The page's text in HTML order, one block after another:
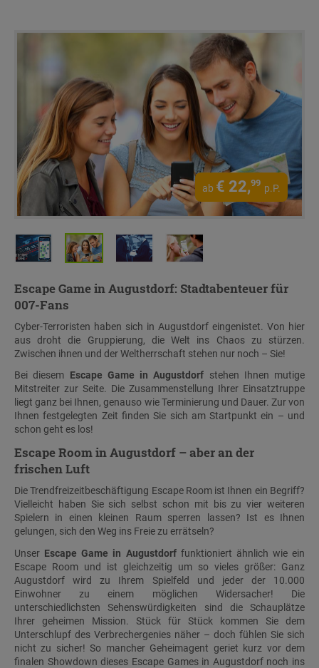
ab € 22,99 p.P.
Escape Game in Augustdorf: Stadtabenteuer für
007-Fans
Cyber-Terroristen haben sich in Augustdorf eingenistet. Von hier
aus droht die Gruppierung, die Welt ins Chaos zu stürzen.
Zwischen ihnen und der Weltherrschaft stehen nur noch – Sie!
Bei diesem Escape Game in Augustdorf stehen Ihnen mutige
Mitstreiter zur Seite. Die Zusammenstellung Ihrer Einsatztruppe
liegt ganz bei Ihnen, genauso wie Terminierung und Dauer. Zur von
Ihnen festgelegten Zeit finden Sie sich am Startpunkt ein – und
schon geht es los!
Escape Room in Augustdorf – aber an der
frischen Luft
Die Trendfreizeitbeschäftigung Escape Room ist Ihnen ein Begriff?
Vielleicht haben Sie sich selbst schon mit bis zu vier weiteren
Spielern in einen kleinen Raum sperren lassen? Ist es Ihnen
gelungen, sich den Weg ins Freie zu errätseln?
Unser Escape Game in Augustdorffunktioniert ähnlich wie ein
Escape Room und ist gleichzeitig um so vieles größer: Ganz
Augustdorf wird zu Ihrem Spielfeld und jeder der 10.000
Einwohner zu einem möglichen Widersacher! Die
unterschiedlichsten Sehenswürdigkeiten sind die Schauplätze
Ihrer geheimen Mission. Stück für Stück kommen Sie dem
Unterschlupf des Verbrechergenies näher – doch fühlen Sie sich
nicht zu sicher! So mancher Geheimagent geriet kurz vor dem
finalen Showdown dieses Escape Games in Augustdorf noch ins